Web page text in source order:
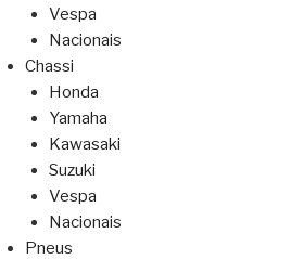
Vespa
Nacionais
Chassi
Honda
Yamaha
Kawasaki
Suzuki
Vespa
Nacionais
Pneus